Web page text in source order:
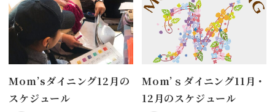
Mom’sダイニング12月の
スケジュール
Mom’ｓダイニング11月・
12月のスケジュール